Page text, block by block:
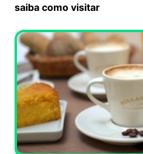
saiba como visitar